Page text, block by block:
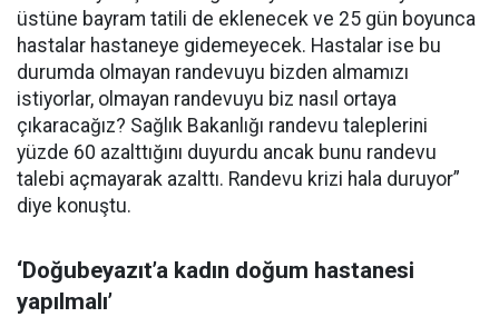
üstüne bayram tatili de eklenecek ve 25 gün boyunca
hastalar hastaneye gidemeyecek. Hastalar ise bu
durumda olmayan randevuyu bizden almamızı
istiyorlar, olmayan randevuyu biz nasıl ortaya
çıkaracağız? Sağlık Bakanlığı randevu taleplerini
yüzde 60 azalttığını duyurdu ancak bunu randevu
talebi açmayarak azalttı. Randevu krizi hala duruyor”
diye konuştu.
‘Doğubeyazıt’a kadın doğum hastanesi
yapılmalı’